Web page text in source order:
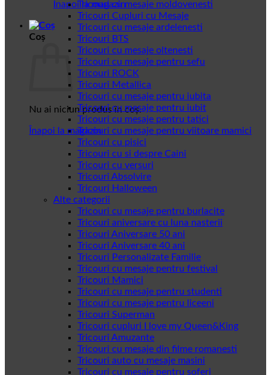
Înapoi la magazin
Coș
Nu ai niciun produs în coș.
Înapoi la magazin
Tricouri cu mesaje moldovenesti
Tricouri Cupluri cu Mesaje
Tricouri cu mesaje ardelenesti
Tricouri BTS
Tricouri cu mesaje oltenesti
Tricouri cu mesaje pentru sefu
Tricouri ROCK
Tricouri Metallica
Tricouri cu mesaje pentru iubita
Tricouri cu mesaje pentru iubit
Tricouri cu mesaje pentru tatici
Tricouri cu mesaje pentru viitoare mamici
Tricouri cu pisici
Tricouri cu si despre Caini
Tricouri cu versuri
Tricouri Absolvire
Tricouri Halloween
Alte categorii
Tricouri cu mesaje pentru burlacite
Tricouri aniversare cu luna nasterii
Tricouri Aniversare 50 ani
Tricouri Aniversare 40 ani
Tricouri Personalizate Familie
Tricouri cu mesaje pentru festival
Tricouri Mamici
Tricouri cu mesaje pentru studenti
Tricouri cu mesaje pentru liceeni
Tricouri Superman
Tricouri cupluri I love my Queen&King
Tricouri Amuzante
Tricouri cu mesaje din filme romanesti
Tricouri auto cu mesaje masini
Tricouri cu mesaje pentru soferi